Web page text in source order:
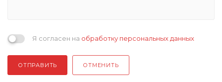
Я согласен на обработку персональных данных
ОТПРАВИТЬ ОТМЕНИТЬ